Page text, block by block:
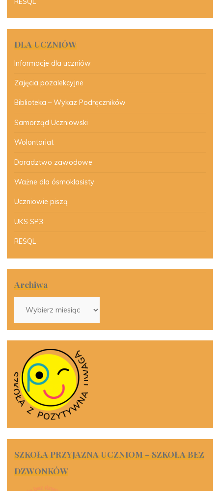
DLA UCZNIÓW
Informacje dla uczniów
Zajęcia pozalekcyjne
Biblioteka – Wykaz Podręczników
Samorząd Uczniowski
Wolontariat
Doradztwo zawodowe
Ważne dla ósmoklasisty
Uczniowie piszą
UKS SP3
RESQL
Archiwa
SZKOŁA PRZYJAZNA UCZNIOM – SZKOŁA BEZ
DZWONKÓW